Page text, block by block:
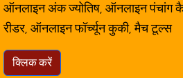
ऑनलाइन अंक ज्योतिष, ऑनलाइन पंचांग
रीडर, ऑनलाइन फॉर्च्यून कुकी, मैच टूल्स
क्लिक करें